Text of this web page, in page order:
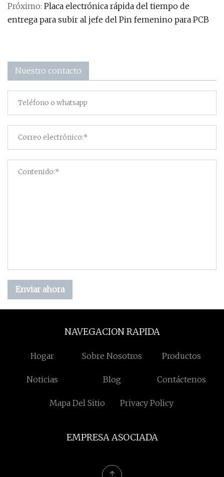
Próximo: Placa electrónica rápida del tiempo de
entrega para subir al jefe del Pin femenino para PCB
Nuestro contacto
Enviar ahora
NAVEGACION RAPIDA
Hogar Sobre Nosotros Productos
Noticias Blog Contáctenos
Mapa Del Sitio Privacy Policy
EMPRESA ASOCIADA